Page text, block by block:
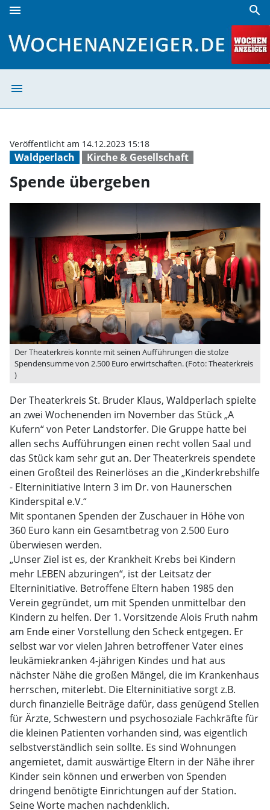
menu search
menu
Waldperlach Kirche & Gesellschaft
Veröffentlicht am 14.12.2023 15:18
Spende übergeben
Der Theaterkreis konnte mit seinen Aufführungen die stolze
Spendensumme von 2.500 Euro erwirtschaften. (Foto: Theaterkreis
)
Der Theaterkreis St. Bruder Klaus, Waldperlach spielte
an zwei Wochenenden im November das Stück „A
Kufern“ von Peter Landstorfer. Die Gruppe hatte bei
allen sechs Aufführungen einen recht vollen Saal und
das Stück kam sehr gut an. Der Theaterkreis spendete
einen Großteil des Reinerlöses an die „Kinderkrebshilfe
- Elterninitiative Intern 3 im Dr. von Haunerschen
Kinderspital e.V.“
Mit spontanen Spenden der Zuschauer in Höhe von
360 Euro kann ein Gesamtbetrag von 2.500 Euro
überwiesen werden.
„Unser Ziel ist es, der Krankheit Krebs bei Kindern
mehr LEBEN abzuringen“, ist der Leitsatz der
Elterninitiative. Betroffene Eltern haben 1985 den
Verein gegründet, um mit Spenden unmittelbar den
Kindern zu helfen. Der 1. Vorsitzende Alois Fruth nahm
am Ende einer Vorstellung den Scheck entgegen. Er
selbst war vor vielen Jahren betroffener Vater eines
leukämiekranken 4-jährigen Kindes und hat aus
nächster Nähe die großen Mängel, die im Krankenhaus
herrschen, miterlebt. Die Elterninitiative sorgt z.B.
durch finanzielle Beiträge dafür, dass genügend Stellen
für Ärzte, Schwestern und psychosoziale Fachkräfte für
die kleinen Patienten vorhanden sind, was eigentlich
selbstverständlich sein sollte. Es sind Wohnungen
angemietet, damit auswärtige Eltern in der Nähe ihrer
Kinder sein können und erwerben von Spenden
dringend benötigte Einrichtungen auf der Station.
Seine Worte machen nachdenklich.